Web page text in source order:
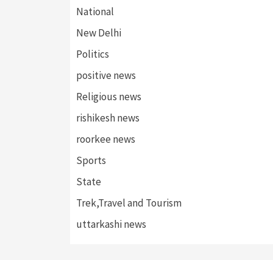
National
New Delhi
Politics
positive news
Religious news
rishikesh news
roorkee news
Sports
State
Trek,Travel and Tourism
uttarkashi news